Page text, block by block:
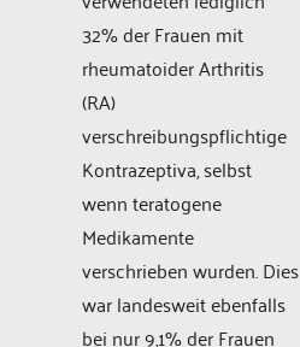
32% der Frauen mit
rheumatoider Arthritis
(RA)
verschreibungspflichtige
Kontrazeptiva, selbst
wenn teratogene
Medikamente
verschrieben wurden. Dies
war landesweit ebenfalls
bei nur 9,1% der Frauen